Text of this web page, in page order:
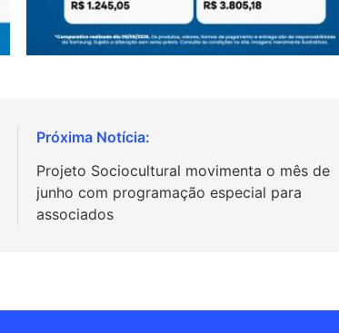
Projeto Sociocultural movimenta o mês de
junho com programação especial para
associados